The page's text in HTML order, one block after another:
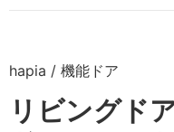
hapia / 機能ドア
リビング